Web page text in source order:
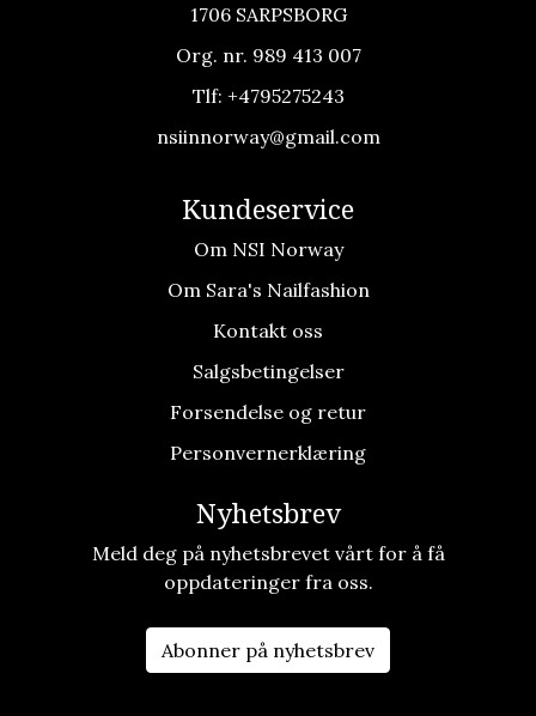
1706 SARPSBORG
Org. nr. 989 413 007
Tlf: +4795275243
nsiinnorway@gmail.com
Kundeservice
Om NSI Norway
Om Sara's Nailfashion
Kontakt oss
Salgsbetingelser
Forsendelse og retur
Personvernerklæring
Nyhetsbrev
Meld deg på nyhetsbrevet vårt for å få
oppdateringer fra oss.
Abonner på nyhetsbrev